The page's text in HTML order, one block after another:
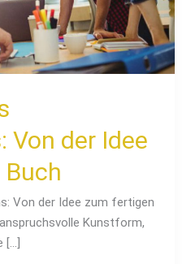
Von der Idee
Von der Idee zum fertigen
Kunstform,
[…]